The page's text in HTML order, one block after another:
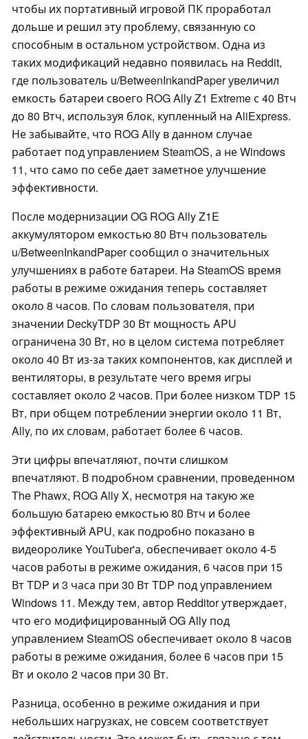
чтобы их портативный игровой ПК проработал
дольше и решил эту проблему, связанную со
способным в остальном устройством. Одна из
таких модификаций недавно появилась на Reddit,
где пользователь u/BetweenInkandPaper увеличил
емкость батареи своего ROG Ally Z1 Extreme с 40 Втч
до 80 Втч, используя блок, купленный на AliExpress.
Не забывайте, что ROG Ally в данном случае
работает под управлением SteamOS, а не Windows
11, что само по себе дает заметное улучшение
эффективности.
После модернизации OG ROG Ally Z1E
аккумулятором емкостью 80 Втч пользователь
u/BetweenInkandPaper сообщил о значительных
улучшениях в работе батареи. На SteamOS время
работы в режиме ожидания теперь составляет
около 8 часов. По словам пользователя, при
значении DeckyTDP 30 Вт мощность APU
ограничена 30 Вт, но в целом система потребляет
около 40 Вт из-за таких компонентов, как дисплей и
вентиляторы, в результате чего время игры
составляет около 2 часов. При более низком TDP 15
Вт, при общем потреблении энергии около 11 Вт,
Ally, по их словам, работает более 6 часов.
Эти цифры впечатляют, почти слишком
впечатляют. В подробном сравнении, проведенном
The Phawx, ROG Ally X, несмотря на такую же
большую батарею емкостью 80 Втч и более
эффективный APU, как подробно показано в
видеоролике YouTuber'а, обеспечивает около 4-5
часов работы в режиме ожидания, 6 часов при 15
Вт TDP и 3 часа при 30 Вт TDP под управлением
Windows 11. Между тем, автор Redditor утверждает,
что его модифицированный OG Ally под
управлением SteamOS обеспечивает около 8 часов
работы в режиме ожидания, более 6 часов при 15
Вт и около 2 часов при 30 Вт.
Разница, особенно в режиме ожидания и при
небольших нагрузках, не совсем соответствует